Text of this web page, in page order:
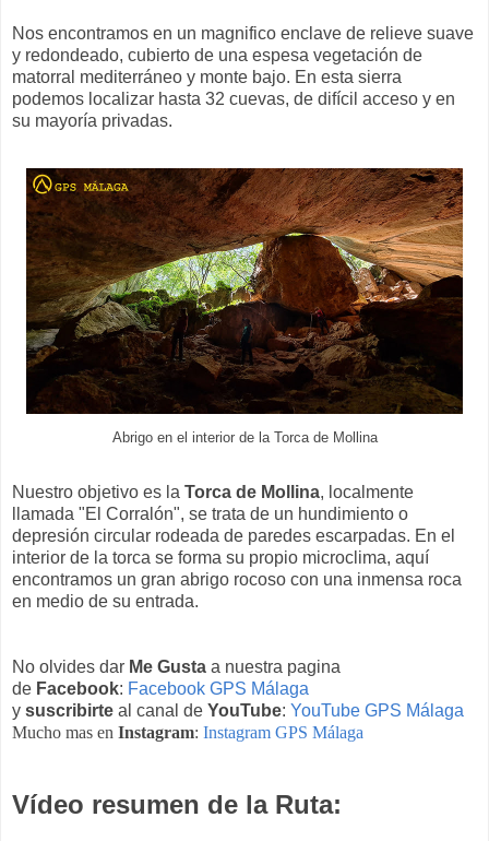
Nos encontramos en un magnifico enclave de relieve suave
y redondeado, cubierto de una espesa vegetación de
matorral mediterráneo y monte bajo. En esta sierra
podemos localizar hasta 32 cuevas, de difícil acceso y en
su mayoría privadas.
Abrigo en el interior de la Torca de Mollina
Nuestro objetivo es la Torca de Mollina, localmente
llamada "El Corralón", se trata de un hundimiento o
depresión circular rodeada de paredes escarpadas. En el
interior de la torca se forma su propio microclima, aquí
encontramos un gran abrigo rocoso con una inmensa roca
en medio de su entrada.
No olvides dar Me Gusta a nuestra pagina
de Facebook: Facebook GPS Málaga
y suscribirte al canal de YouTube: YouTube GPS Málaga
Mucho mas en Instagram: Instagram GPS Málaga
Vídeo resumen de la Ruta: